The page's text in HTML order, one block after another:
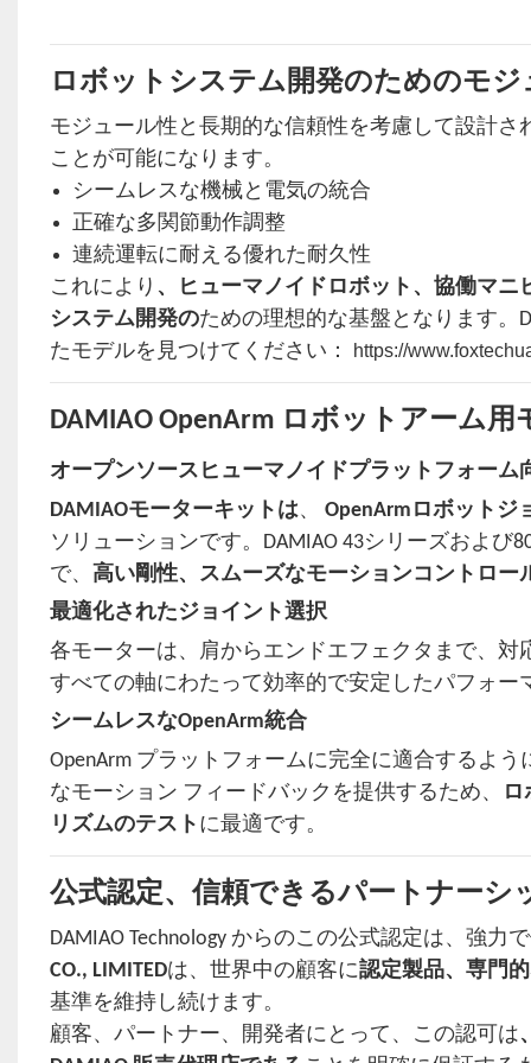
ロボットシステム開発のためのモジ
モジュール性と長期的な信頼性を考慮して設計さ
ことが可能になります。
シームレスな機械と電気の統合
正確な多関節動作調整
連続運転に耐える優れた耐久性
これにより 、ヒューマノイドロボット、協働マ
システム開発のための理想的な基盤となります。
たモデルを見つけてください：
https://
DAMIAO OpenArm ロボットアーム
オープンソースヒューマノイドプラットフォーム
DAMIAOモーターキットは、 OpenArmロボットジ
ソリューションです。DAMIAO 43シリーズおよ
で、 高い剛性、スムーズなモーションコントロー
最適化されたジョイント選択
各モーターは、肩からエンドエフェクタまで、
すべての軸にわたって効率的で安定したパフォー
シームレスなOpenArm統合
OpenArm プラットフォームに完全に適合するよ
なモーション フィードバックを提供するため、
リズムのテスト に最適です。
公式認定、信頼できるパートナーシ
DAMIAO Technology からのこの公式認定は、強
CO., LIMITEDは、世界中の顧客に認定製品、専門
基準を維持し続けます。
顧客、パートナー、開発者にとって、この認可は